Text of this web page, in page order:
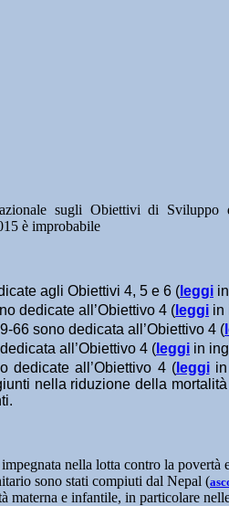
sugli Obiettivi di
è improbabile
agli Obiettivi 4, 5 e 6 ( leggi
dedicate all’Obiettivo 4 ( leggi in
66 sono dedicata all’Obiettivo 4 (
all’Obiettivo 4 ( leggi in
dedicate all’Obiettivo 4 (leggiin
nella riduzione della
nella lotta contro la povertà
sono stati compiuti dal Nepal (
materna e infantile, in particolare